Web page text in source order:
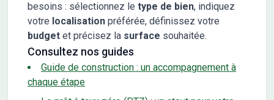
besoins : sélectionnez le type de bien, indiquez
votre localisation préférée, définissez votre
budget et précisez la surface souhaitée.
Consultez nos guides
Guide de construction : un accompagnement à
chaque étape